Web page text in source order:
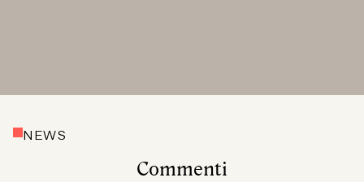
NEWS
Commenti